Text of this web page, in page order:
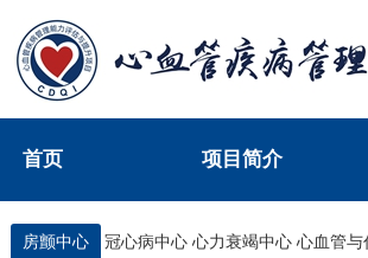
首页 项目简介
房颤中心 冠心病中心 心力衰竭中心 心血管与